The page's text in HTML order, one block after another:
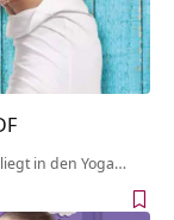
in den Yoga…